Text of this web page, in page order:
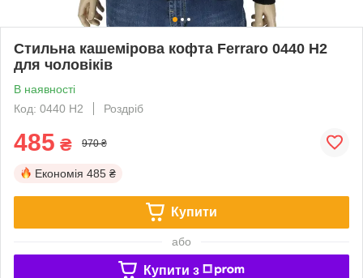
Стильна кашемірова кофта Ferraro 0440 Н2
для чоловіків
В наявності
Код: 0440 Н2
Роздріб
485 ₴ 970 ₴
Економія 485 ₴
Купити
або
Купити з